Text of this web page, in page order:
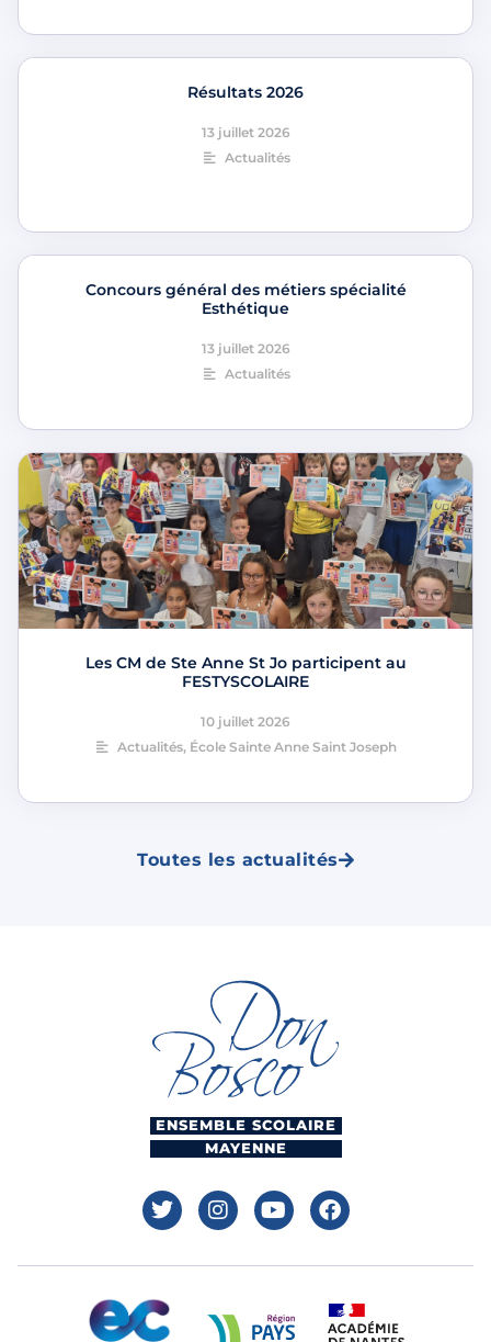
Résultats 2026
13 juillet 2026
Actualités
Concours général des métiers spécialité
Esthétique
13 juillet 2026
Actualités
Les CM de Ste Anne St Jo participent au
FESTYSCOLAIRE
10 juillet 2026
Actualités, École Sainte Anne Saint Joseph
Toutes les actualités
ENSEMBLE SCOLAIRE
MAYENNE